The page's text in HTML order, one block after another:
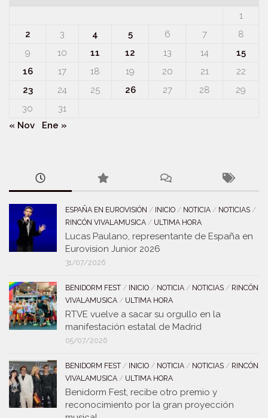
1
2
3 4 5 6 7
8
9
10 11 12 13 14
15
16
17 18 19 20 21
22
23
24 25 26 27 28
29
30
31
« Nov
Ene »
ESPAÑA EN EUROVISIÓN / INICIO / NOTICIA / NOTICIAS /
RINCÓN VIVALAMUSICA / ULTIMA HORA
Lucas Paulano, representante de España en
Eurovision Junior 2026
31/07/2026
BENIDORM FEST / INICIO / NOTICIA / NOTICIAS / RINCÓN
VIVALAMUSICA / ULTIMA HORA
RTVE vuelve a sacar su orgullo en la
manifestación estatal de Madrid
05/07/2026
BENIDORM FEST / INICIO / NOTICIA / NOTICIAS / RINCÓN
VIVALAMUSICA / ULTIMA HORA
Benidorm Fest, recibe otro premio y
reconocimiento por la gran proyección